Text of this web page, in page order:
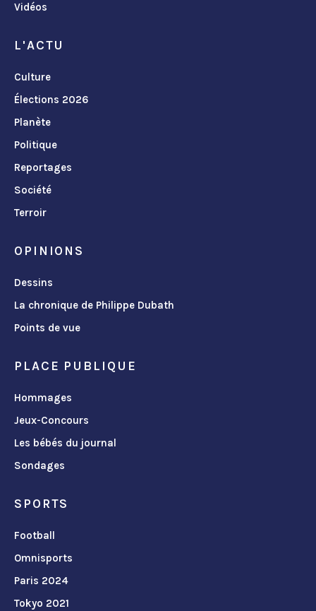
Vidéos
L'ACTU
Culture
Élections 2026
Planète
Politique
Reportages
Société
Terroir
OPINIONS
Dessins
La chronique de Philippe Dubath
Points de vue
PLACE PUBLIQUE
Hommages
Jeux-Concours
Les bébés du journal
Sondages
SPORTS
Football
Omnisports
Paris 2024
Tokyo 2021